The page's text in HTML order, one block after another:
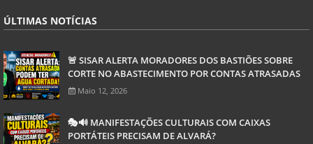
ÚLTIMAS NOTÍCIAS
🚨 SISAR ALERTA MORADORES DOS BASTIÕES SOBRE
CORTE NO ABASTECIMENTO POR CONTAS ATRASADAS
Maio 12, 2026
🎭🔊 MANIFESTAÇÕES CULTURAIS COM CAIXAS
PORTÁTEIS PRECISAM DE ALVARÁ?